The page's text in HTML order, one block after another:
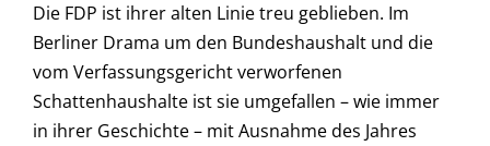
Die FDP ist ihrer alten Linie treu geblieben. Im
Berliner Drama um den Bundeshaushalt und die
vom Verfassungsgericht verworfenen
Schattenhaushalte ist sie umgefallen – wie immer
in ihrer Geschichte – mit Ausnahme des Jahres